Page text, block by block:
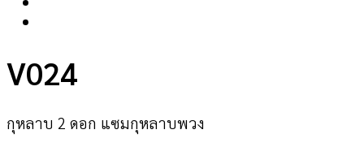
V024
กุหลาบ 2 ดอก แซมกุหลาบพวง